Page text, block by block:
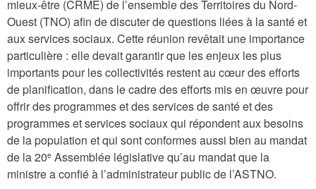
mieux-être (CRME) de l’ensemble des Territoires du Nord-
Ouest (TNO) afin de discuter de questions liées à la santé et
aux services sociaux. Cette réunion revêtait une importance
particulière : elle devait garantir que les enjeux les plus
importants pour les collectivités restent au cœur des efforts
de planification, dans le cadre des efforts mis en œuvre pour
offrir des programmes et des services de santé et des
programmes et services sociaux qui répondent aux besoins
de la population et qui sont conformes aussi bien au mandat
de la 20e Assemblée législative qu’au mandat que la
ministre a confié à l’administrateur public de l’ASTNO.